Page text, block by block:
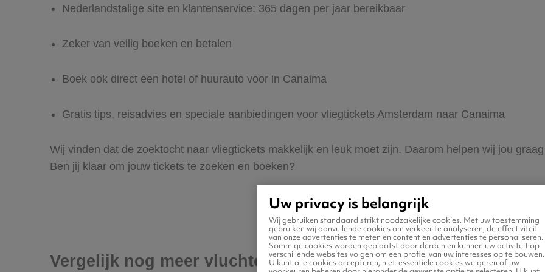
Nederlandstalige site en klantenservice: 365 dagen per jaar bereikbaar
Zeker van veilig boeken en betalen
Boek ook direct een hotel of huurauto voor in Canaima
Gratis tips, reisadvies en speciale aanbiedingen voor vliegtickets Amsterdam naar Canaima
Wij vinden dat de zoektocht naar vliegtickets makkelijk en leuk moet zijn. Daarom helpen wij jou
Ben jij klaar om jouw tickets te zoeken en boeken?
Vergelijk nog meer vluchten naar Canaima
Uw privacy is belangrijk
Wij gebruiken standaard strikt noodzakelijke cookies. Met uw toestemming
gebruiken wij aanvullende cookies om verkeer te analyseren, de effectiviteit
van onze advertenties te meten en content en advertenties te personaliseren.
Sommige cookies worden geplaatst door derden en kunnen uw activiteit op
verschillende websites volgen om een profiel van uw interesses op te bouwen.
U kunt alle cookies accepteren, niet-essentiële cookies weigeren of uw